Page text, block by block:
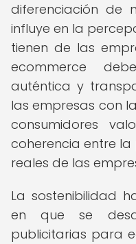
diferenciación de
influye en la
tienen de las
ecommerce
auténtica y
las empresas con
consumidores
coherencia entre
reales de las
La sostenibilidad
en que se
publicitarias para